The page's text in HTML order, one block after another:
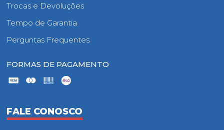
Trocas e Devoluções
Tempo de Garantia
Perguntas Frequentes
FORMAS DE PAGAMENTO
FALE CONOSCO